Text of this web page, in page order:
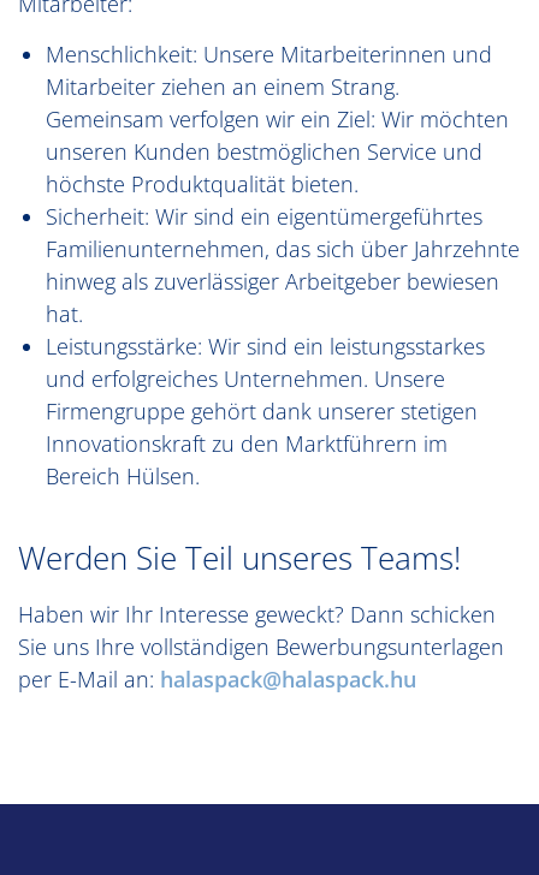
Menschlichkeit: Unsere Mitarbeiterinnen und
Mitarbeiter ziehen an einem Strang.
Gemeinsam verfolgen wir ein Ziel: Wir möchten
unseren Kunden bestmöglichen Service und
höchste Produktqualität bieten.
Sicherheit: Wir sind ein eigentümergeführtes
Familienunternehmen, das sich über Jahrzehnte
hinweg als zuverlässiger Arbeitgeber bewiesen
hat.
Leistungsstärke: Wir sind ein leistungsstarkes
und erfolgreiches Unternehmen. Unsere
Firmengruppe gehört dank unserer stetigen
Innovationskraft zu den Marktführern im
Bereich Hülsen.
Werden Sie Teil unseres Teams!
Haben wir Ihr Interesse geweckt? Dann schicken
Sie uns Ihre vollständigen Bewerbungsunterlagen
per E-Mail an: halaspack@halaspack.hu